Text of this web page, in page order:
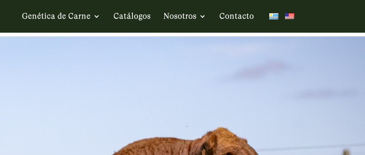
Genética de Carne Catálogos Nosotros Contacto